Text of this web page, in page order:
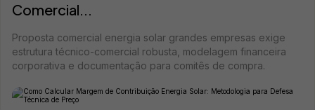
Comercial...
Proposta comercial energia solar grandes empresas exige
estrutura técnico-comercial robusta, modelagem financeira
corporativa e documentação para comitês de compra.